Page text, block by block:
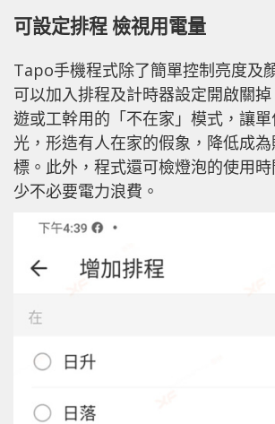
可設定排程 檢視用電量
Tapo手機程式除了簡單控制亮度及
可以加入排程及計時器設定開啟關
遊或工幹用的「不在家」模式，讓
光，形造有人在家的假象，降低成
標。此外，程式還可檢燈泡的使用
少不必要電力浪費。